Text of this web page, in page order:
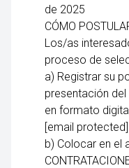
de 2025
CÓMO
Los/as
proceso de
a) Registrar su
presentación
en formato
[email protected]
b) Colocar en el